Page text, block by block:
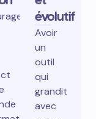
évolutif
Avoir
un
outil
qui
grandit
avec